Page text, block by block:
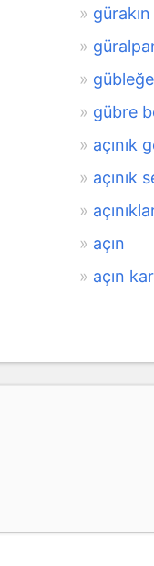
gürakın
gübleğe
gübre
açınık
açınık
açın
açın